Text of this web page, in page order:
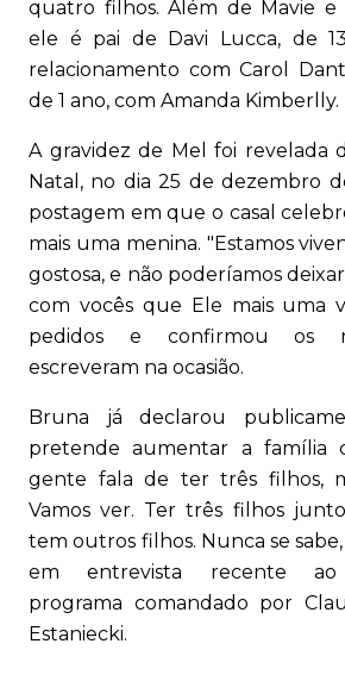
quatro filhos. Além de Mavie e
ele é pai de Davi Lucca, de
relacionamento com Carol
de 1 ano, com Amanda Kimberlly.
A gravidez de Mel foi revelada
Natal, no dia 25 de dezembro
postagem em que o casal
mais uma menina. "Estamos
gostosa, e não poderíamos
com vocês que Ele mais uma
pedidos e confirmou os
escreveram na ocasião.
Bruna já declarou
pretende aumentar a família
gente fala de ter três filhos,
Vamos ver. Ter três filhos
tem outros filhos. Nunca se sabe,
em entrevista recente ao
programa comandado por
Estaniecki.